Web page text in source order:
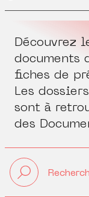
Découvrez
documents
fiches de
Les
sont à
des